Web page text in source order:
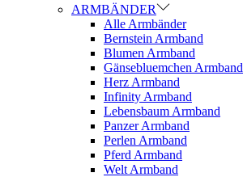
ARMBÄNDER
Alle Armbänder
Bernstein Armband
Blumen Armband
Gänsebluemchen Armband
Herz Armband
Infinity Armband
Lebensbaum Armband
Panzer Armband
Perlen Armband
Pferd Armband
Welt Armband